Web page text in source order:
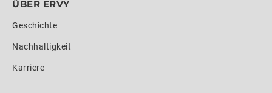
ÜBER ERVY
Geschichte
Nachhaltigkeit
Karriere